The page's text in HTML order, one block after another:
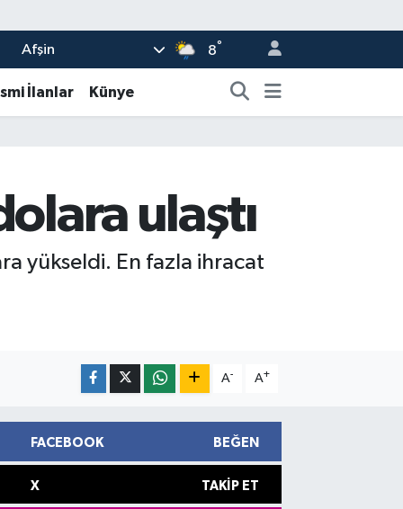
Afşin 8°
İlanlar Künye
ulaştı
yükseldi. En fazla ihracat
A- A+
FACEBOOK BEĞEN
X TAKIP ET